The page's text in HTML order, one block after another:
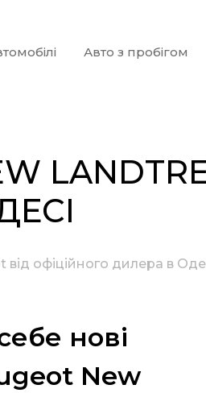
Авто з пробігом
від офіційного дилера в
нові
New